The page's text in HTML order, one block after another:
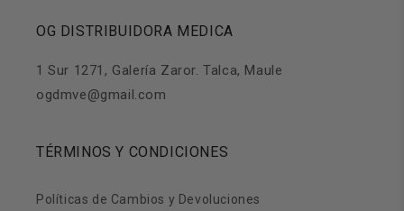
OG DISTRIBUIDORA MEDICA
1 Sur 1271, Galería Zaror. Talca, Maule
ogdmve@gmail.com
TÉRMINOS Y CONDICIONES
Políticas de Cambios y Devoluciones